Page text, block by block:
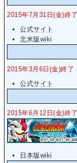
2015年7月31日(金)終了
公式サイト
北米版wiki
2015年3月6日(金)終了
公式サイト
2015年6月12日(金)終了
日本版wiki